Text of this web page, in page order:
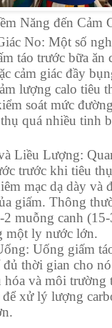
Năng đến Cảm
No: Một số
táo trước bữa ăn
cảm giác đầy
lượng calo tiêu
soát mức
quá nhiều tinh
Liều Lượng:
trước khi tiêu
mạc dạ dày và
giấm. Thông
muỗng canh
một ly nước lớn.
Uống giấm
đủ thời gian cho
hóa và môi trường
xử lý lượng